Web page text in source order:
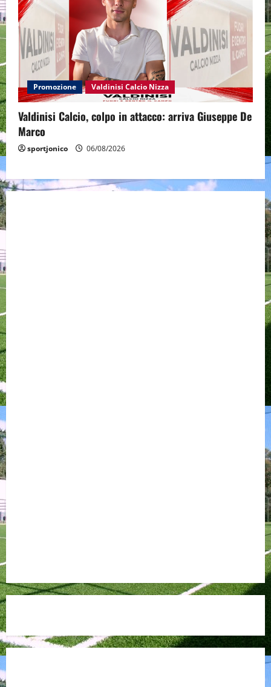
Promozione Valdinisi Calcio Nizza
Valdinisi Calcio, colpo in attacco: arriva Giuseppe De
Marco
sportjonico 06/08/2026